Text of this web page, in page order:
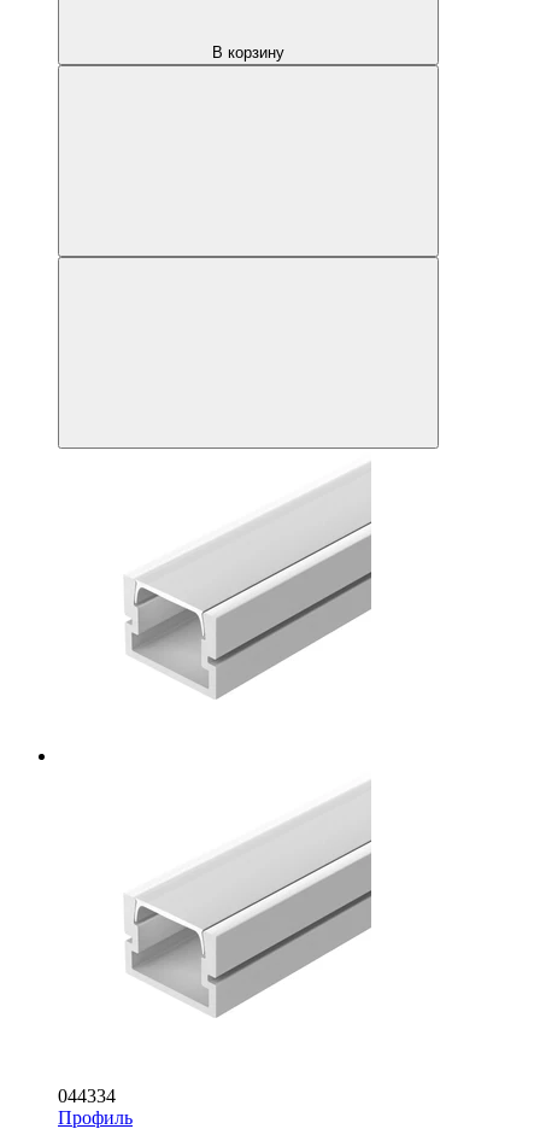
В корзину
044334
Профиль